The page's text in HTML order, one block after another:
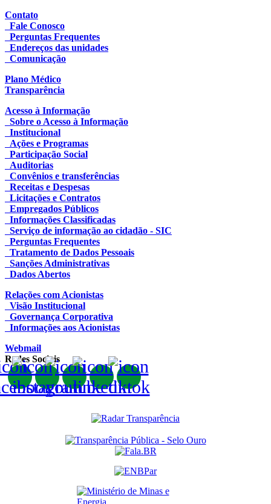
Contato
Fale Conosco
Perguntas Frequentes
Endereços das unidades
Comunicação
Plano Médico
Transparência
Acesso à Informação
Sobre o Acesso à Informação
Institucional
Ações e Programas
Participação Social
Auditorias
Convênios e transferências
Receitas e Despesas
Licitações e Contratos
Empregados Públicos
Informações Classificadas
Serviço de informação ao cidadão - SIC
Perguntas Frequentes
Tratamento de Dados Pessoais
Sanções Administrativas
Dados Abertos
Relações com Acionistas
Visão Institucional
Governança Corporativa
Informações aos Acionistas
Webmail
Redes Sociais